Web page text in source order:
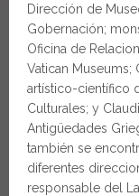
Dirección de
Gobernación;
Oficina de
Vatican
artístico-científico
Culturales; y
Antigüedades
también se
diferentes
responsable del